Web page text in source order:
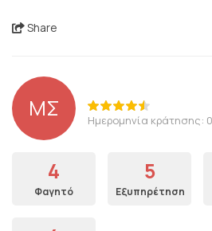
Share
ΜΣ Ημερομηνία κράτησης:
4
Φαγητό
5
Εξυπηρέτηση